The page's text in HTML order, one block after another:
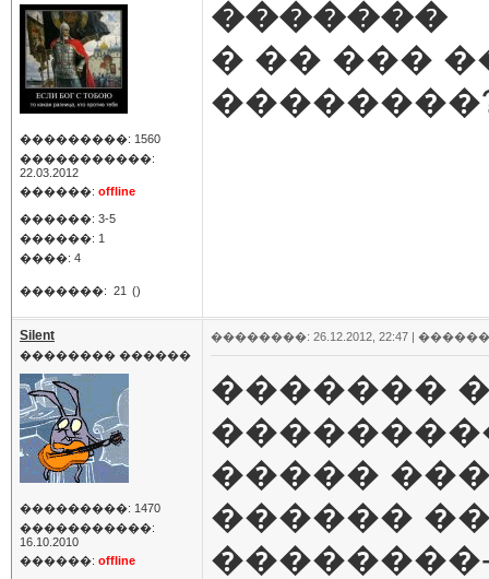
���������: 1560
�����������:
22.03.2012
������: offline
������: 3-5
������: 1
����: 4
�������: 21 ()
�������
� �� ���
Silent
�������� ������
���������: 1470
�����������:
16.10.2010
������: offline
��������: 26.12.2012, 22:47 |
�������
�����
������